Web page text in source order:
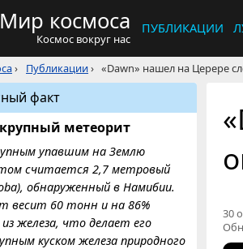
Мир космоса
Космос вокруг нас
ПУБЛИКАЦИИ
› Публикации› «Dawn» нашел на Церере
30
факт
метеорит
упавшим на Землю
считается 2,7 метровый
обнаруженный в Намибии.
весит 60 тонн и на 86%
железа, что делает его
куском железа природного